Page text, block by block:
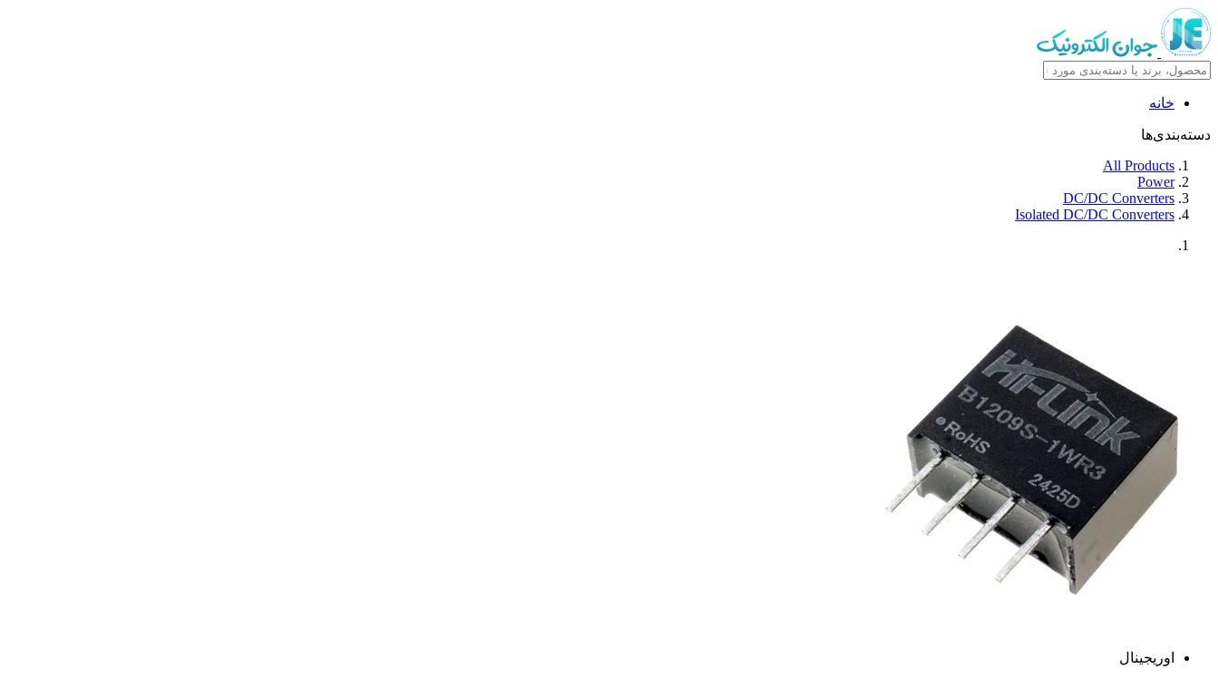
خانه
دسته‌بندی‌ها
All Products
Power
DC/DC Converters
Isolated DC/DC Converters
اوریجینال